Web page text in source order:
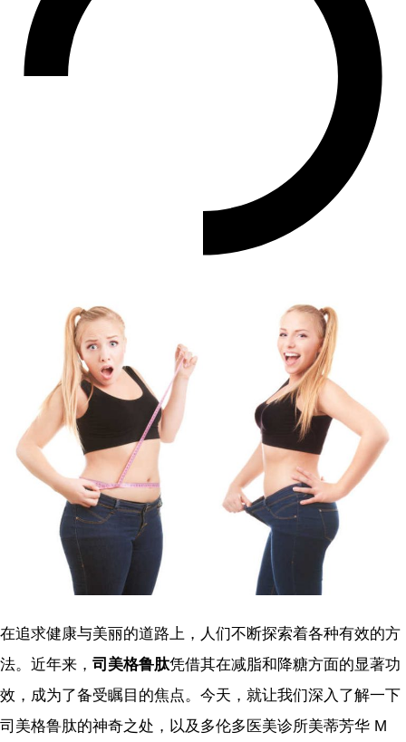
在追求健康与美丽的道路上，人们不断探索着各种有效的方
法。近年来， 司美格鲁肽凭借其在减脂和降糖方面的显著功
效，成为了备受瞩目的焦点。今天，就让我们深入了解一下
司美格鲁肽的神奇之处，以及多伦多医美诊所美蒂芳华 M